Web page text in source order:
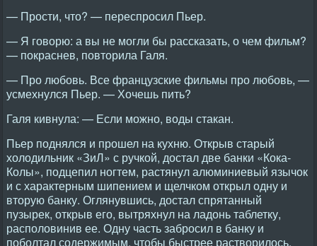
— Прости, что? — переспросил Пьер.
— Я говорю: а вы не могли бы рассказать, о чем фильм?
— покраснев, повторила Галя.
— Про любовь. Все французские фильмы про любовь, —
усмехнулся Пьер. — Хочешь пить?
Галя кивнула: — Если можно, воды стакан.
Пьер поднялся и прошел на кухню. Открыв старый
холодильник «ЗиЛ» с ручкой, достал две банки «Кока-
Колы», подцепил ногтем, растянул алюминиевый язычок
и с характерным шипением и щелчком открыл одну и
вторую банку. Оглянувшись, достал спрятанный
пузырек, открыв его, вытряхнул на ладонь таблетку,
располовинив ее. Одну часть забросил в банку и
поболтал содержимым, чтобы быстрее растворилось.